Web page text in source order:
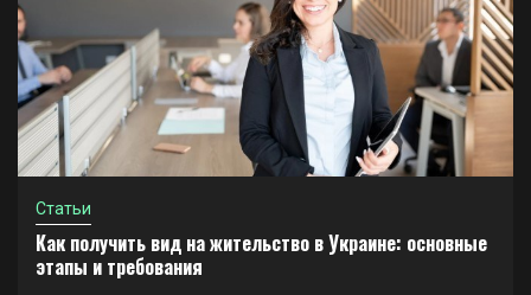
Статьи
Как получить вид на жительство в Украине: основные
этапы и требования